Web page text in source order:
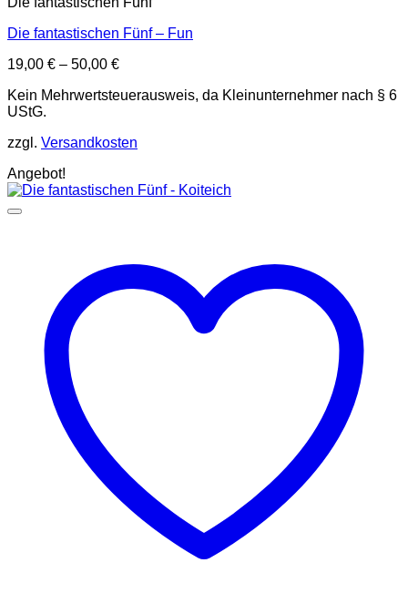
Die fantastischen Fünf – Fun
19,00 € – 50,00 €
Kein Mehrwertsteuerausweis, da Kleinunternehmer nach § 6
UStG.
zzgl. Versandkosten
Angebot!